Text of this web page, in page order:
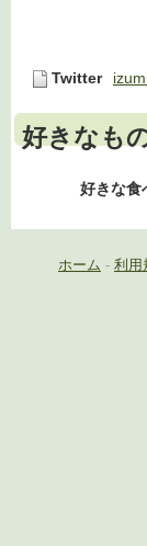
Twitter
好きなも
好きな食
ホーム - 利用